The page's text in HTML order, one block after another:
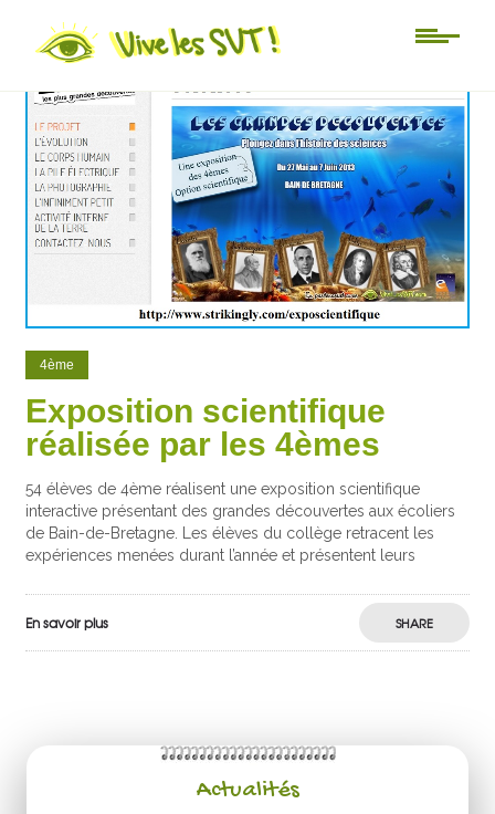
4ème
Exposition scientifique
réalisée par les 4èmes
54 élèves de 4ème réalisent une exposition scientifique
interactive présentant des grandes découvertes aux écoliers
de Bain-de-Bretagne. Les élèves du collège retracent les
expériences menées durant l’année et présentent leurs
En savoir plus SHARE
Actualités